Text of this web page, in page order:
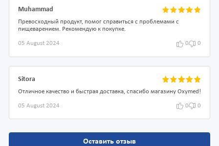
Muhammad
Превосходный продукт, помог справиться с проблемами с
пищеварением. Рекомендую к покупке.
05 August 2024 0 0
Sitora
Отличное качество и быстрая доставка, спасибо магазину Oxymed!
05 August 2024 0 0
Оставить отзыв